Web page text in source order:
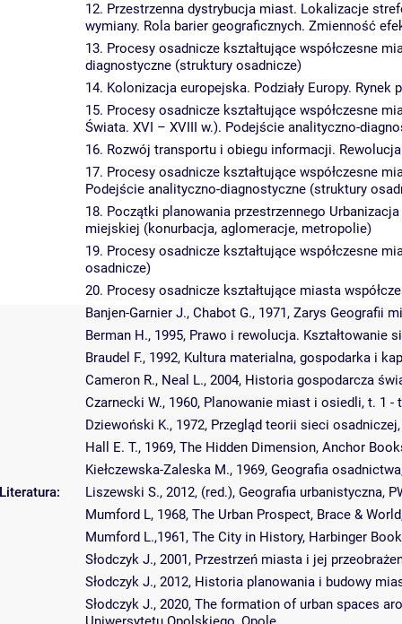
12. Przestrzenna dystrybucja miast. Lokalizacje
wymiany. Rola barier geograficznych. Zmienność
13. Procesy osadnicze kształtujące współczesne
diagnostyczne (struktury osadnicze)
14. Kolonizacja europejska. Podziały Europy. Rynek
15. Procesy osadnicze kształtujące współczesne
Świata. XVI – XVIII w.). Podejście analityczno-
16. Rozwój transportu i obiegu informacji.
17. Procesy osadnicze kształtujące współczesne
Podejście analityczno-diagnostyczne (struktury
18. Początki planowania przestrzennego
miejskiej (konurbacja, aglomeracje, metropolie)
19. Procesy osadnicze kształtujące współczesne
osadnicze)
20. Procesy osadnicze kształtujące miasta
Literatura:
Banjen-Garnier J., Chabot G., 1971, Zarys Geografii
Berman H., 1995, Prawo i rewolucja. Kształtowanie
Braudel F., 1992, Kultura materialna, gospodarka i
Cameron R., Neal L., 2004, Historia gospodarcza
Czarnecki W., 1960, Planowanie miast i osiedli, t. 1 -
Dziewoński K., 1972, Przegląd teorii sieci
Hall E. T., 1969, The Hidden Dimension, Anchor
Kiełczewska-Zaleska M., 1969, Geografia
Liszewski S., 2012, (red.), Geografia urbanistyczna,
Mumford L, 1968, The Urban Prospect, Brace &
Mumford L.,1961, The City in History, Harbinger
Słodczyk J., 2001, Przestrzeń miasta i jej
Słodczyk J., 2012, Historia planowania i budowy
Słodczyk J., 2020, The formation of urban spaces